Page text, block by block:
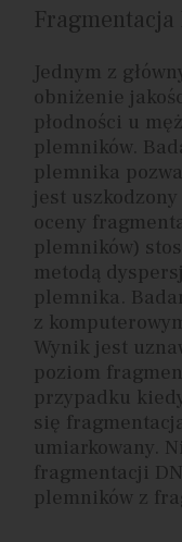
Jednym z
obniżenie
płodności u
plemników.
plemnika
jest
oceny
plemników)
metodą
plemnika.
z
Wynik jest
poziom
przypadku
się
umiarkowany.
fragmentacji
plemników z